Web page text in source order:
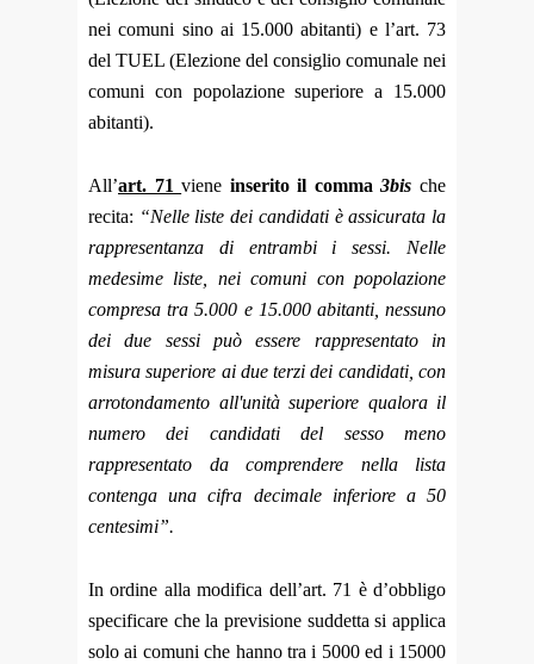
nei comuni sino ai 15.000 abitanti) e l’art. 73
del TUEL (Elezione del consiglio comunale nei
comuni con popolazione superiore a 15.000
abitanti).
All’art. 71viene inserito il comma3bis che
recita: “Nelle liste dei candidati è assicurata la
rappresentanza di entrambi i sessi. Nelle
medesime liste, nei comuni con popolazione
compresa tra 5.000 e 15.000 abitanti, nessuno
dei due sessi può essere rappresentato in
misura superiore ai due terzi dei candidati, con
arrotondamento all'unità superiore qualora il
numero dei candidati del sesso meno
rappresentato da comprendere nella lista
contenga una cifra decimale inferiore a 50
centesimi”.
In ordine alla modifica dell’art. 71 è d’obbligo
specificare che la previsione suddetta si applica
solo ai comuni che hanno tra i 5000 ed i 15000